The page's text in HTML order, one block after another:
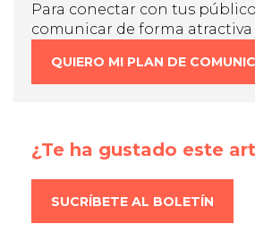
Para conectar con tus
comunicar de forma atractiva
QUIERO MI PLAN DE
¿Te ha gustado este
SUCRÍBETE AL BOLETÍN